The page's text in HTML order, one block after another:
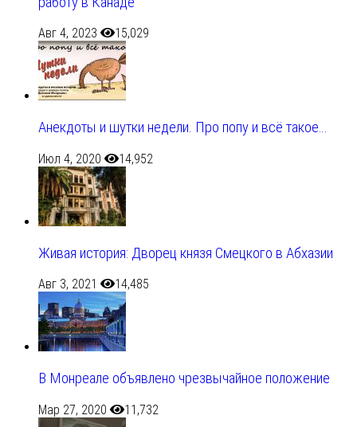
Авг 4, 2023 15,029
Анекдоты и шутки недели. Про попу и всё такое…
Июл 4, 2020 14,952
Живая история: Дворец князя Смецкого в Абхазии
Авг 3, 2021 14,485
В Монреале объявлено чрезвычайное положение
Мар 27, 2020 11,732